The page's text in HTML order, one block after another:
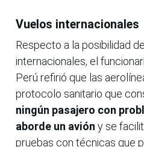
Vuelos internacionales
Respecto a la posibilidad
internacionales, el
Perú refirió que las
protocolo sanitario que
ningún pasajero con
aborde un avión y se
pruebas con técnicas que